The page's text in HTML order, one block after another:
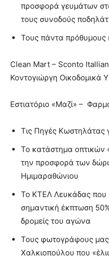
προσφορά γευμάτων
τους συνοδούς
Τους πάντα πρόθυμους
Clean Mart – Sconto
Κοντογιώργη Οικοδομικά
Εστιατόριο «Μαζί» –
Τις Πηγές Κωστηλάτας
Το κατάστημα οπτικών
την προσφορά των
Ημιμαραθώνιου
Το ΚΤΕΛ Λευκάδας που
σημαντική έκπτωση
δρομείς του αγώνα
Τους φωτογράφους
Χαλκιοπούλου που